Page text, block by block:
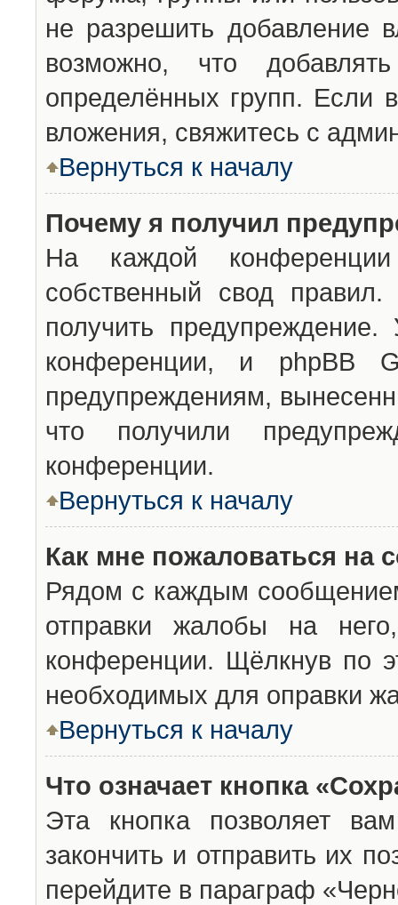
не разрешить добавление
возможно, что
определённых групп. Если
вложения, свяжитесь с
Вернуться к началу
Почему я получил
На каждой конференции
собственный свод
получить
конференции, и phpBB
предупреждениям,
что получили
конференции.
Вернуться к началу
Как мне пожаловаться на
Рядом с каждым
отправки жалобы на
конференции. Щёлкнув по
необходимых для оправки
Вернуться к началу
Что означает кнопка
Эта кнопка позволяет
закончить и отправить их
перейдите в параграф